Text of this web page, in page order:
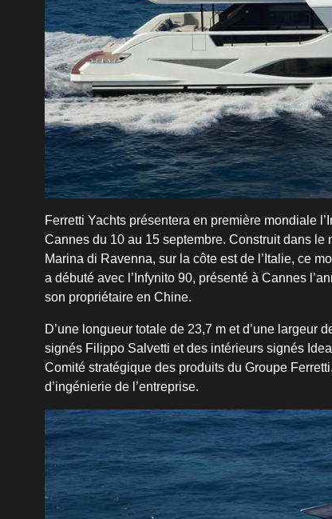
Ferretti Yachts présentera en première mondiale
Cannes du 10 au 15 septembre. Construit dans
Marina di Ravenna, sur la côte est de l’Italie, ce
a débuté avec l’Infynito 90, présenté à Cannes
son propriétaire en Chine.
D’une longueur totale de 23,7 m et d’une largeur
signés Filippo Salvetti et des intérieurs signés
Comité stratégique des produits du Groupe
d’ingénierie de l’entreprise.